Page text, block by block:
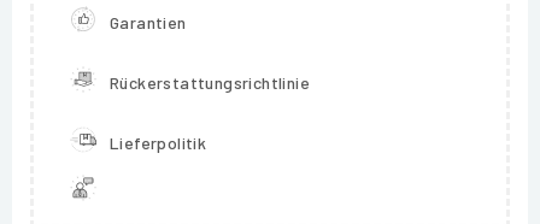
Garantien
Rückerstattungsrichtlinie
Lieferpolitik